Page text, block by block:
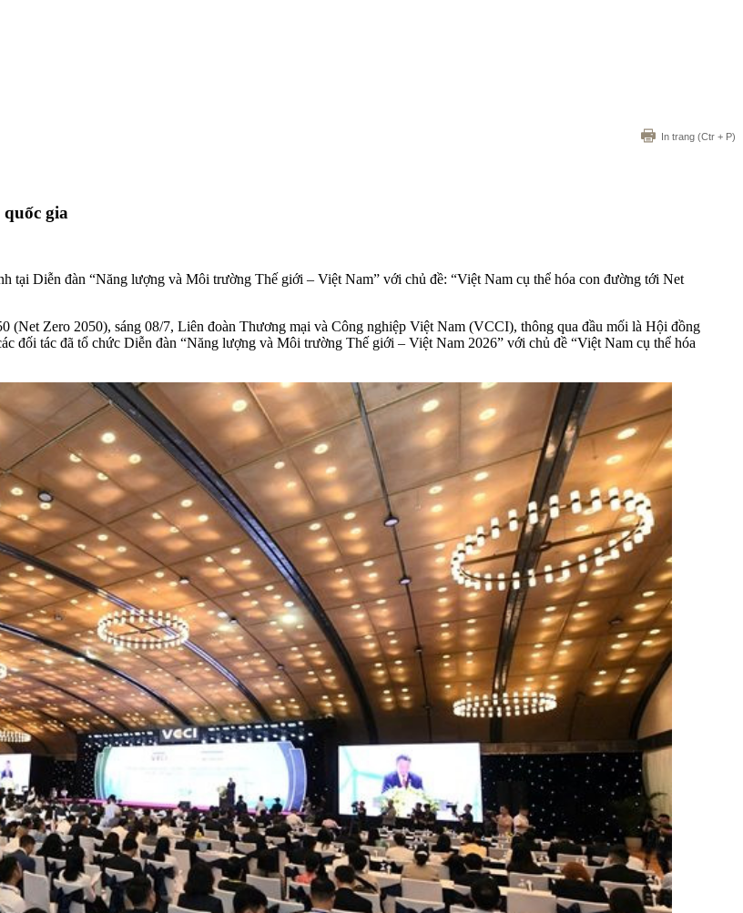
In trang (Ctr + P)
gia
Diễn đàn “Năng lượng và Môi trường Thế giới – Việt Nam” với chủ đề: “Việt Nam cụ thể hóa con đường tới Net
(Net Zero 2050), sáng 08/7, Liên đoàn Thương mại và Công nghiệp Việt Nam (VCCI), thông qua đầu mối là Hội đồng
đối tác đã tổ chức Diễn đàn “Năng lượng và Môi trường Thế giới – Việt Nam 2026” với chủ đề “Việt Nam cụ thể hóa